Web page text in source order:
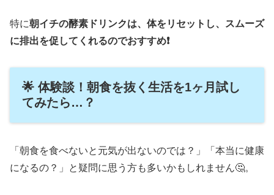
特に朝イチの酵素ドリンクは、体をリセットし、スムーズ
に排出を促してくれるのでおすすめ❗
🌟 体験談！朝食を抜く生活を1ヶ月試し
てみたら…？
「朝食を食べないと元気が出ないのでは？」「本当に健康
になるの？」と疑問に思う方も多いかもしれません🤔。